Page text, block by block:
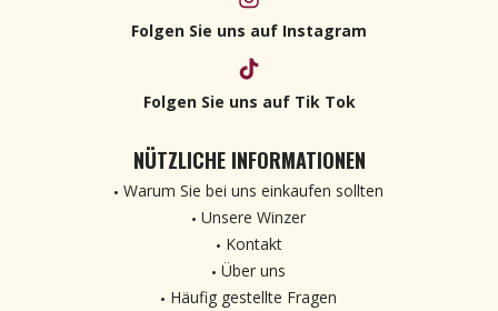
Folgen Sie uns auf Instagram
Folgen Sie uns auf Tik Tok
NÜTZLICHE INFORMATIONEN
Warum Sie bei uns einkaufen sollten
Unsere Winzer
Kontakt
Über uns
Häufig gestellte Fragen